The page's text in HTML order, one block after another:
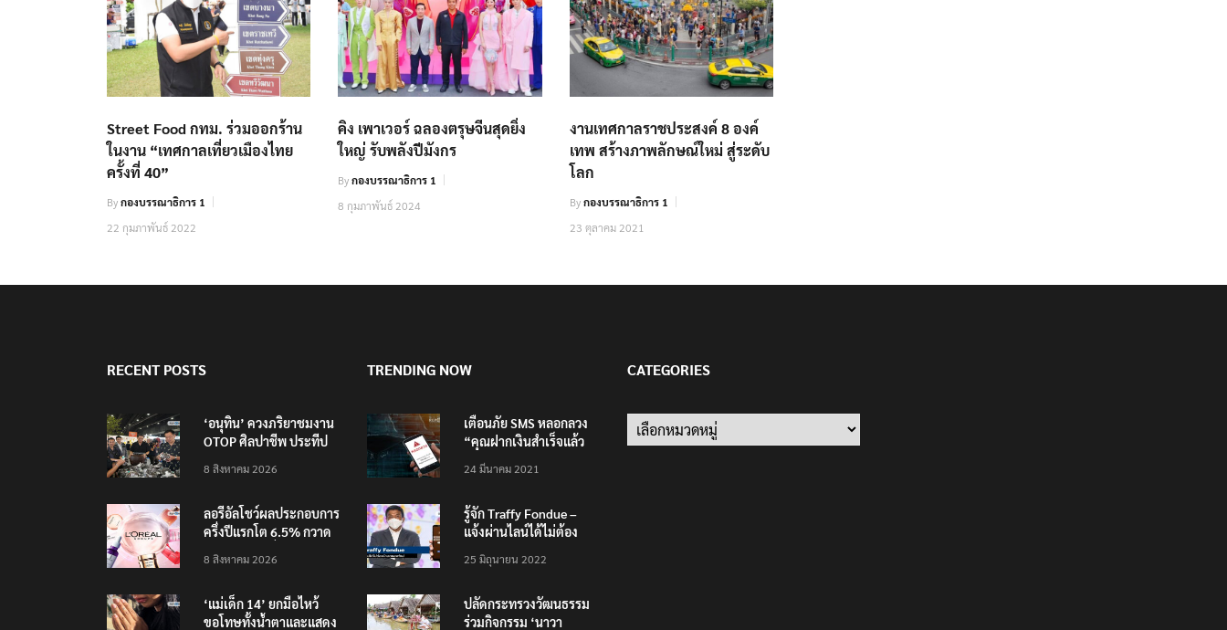
Street Food กทม. ร่วมออกร้าน
ในงาน “เทศกาลเที่ยวเมืองไทย
ครั้งที่ 40”
Byกองบรรณาธิการ 1
22 กุมภาพันธ์ 2022
คิง เพาเวอร์ ฉลองตรุษจีนสุดยิ่ง
ใหญ่ รับพลังปีมังกร
Byกองบรรณาธิการ 1
8 กุมภาพันธ์ 2024
งานเทศกาลราชประสงค์ 8 องค์
เทพ สร้างภาพลักษณ์ใหม่ สู่ระดับ
โลก
Byกองบรรณาธิการ 1
23 ตุลาคม 2021
RECENT POSTS
‘อนุทิน’ ควงภริยาชมงาน
OTOP ศิลปาชีพ ประทีป
8 สิงหาคม 2026
ลอรีอัลโชว์ผลประกอบการ
ครึ่งปีแรกโต 6.5% กวาด
คว้าไลเซนส์ ‘กุชชี่’ 50 ปี
ตลาดไทย
8 สิงหาคม 2026
‘แม่เด็ก 14’ ยกมือไหว้
ขอโทษทั้งน้ำตาและแสดง
TRENDING NOW
เตือนภัย SMS หลอกลวง
“คุณฝากเงินสำเร็จแล้ว
200,000 บาท”
24 มีนาคม 2021
รู้จัก Traffy Fondue –
แจ้งผ่านไลน์ได้ไม่ต้อง
ทั่วไทย ไม่ใช่แค่ในกรุง
25 มิถุนายน 2022
ปลัดกระทรวงวัฒนธรรม
ร่วมกิจกรรม ‘นาวา
CATEGORIES
Categories